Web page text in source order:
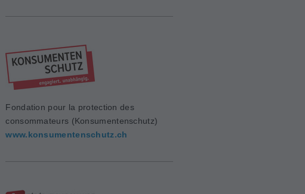
Fondation pour la protection des
consommateurs (Konsumentenschutz)
www.konsumentenschutz.ch